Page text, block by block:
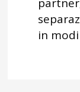
in